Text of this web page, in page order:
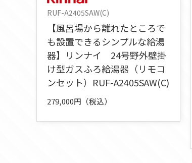
RUF-A2405SAW(C)
【風呂場から離れたところで
も設置できるシンプルな給湯
器】リンナイ 24号野外壁掛
け型ガスふろ給湯器（リモコ
ンセット）RUF-A2405SAW(C)
279,000円（税込）